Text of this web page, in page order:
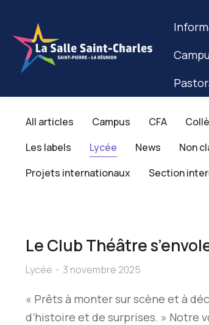
All articles Campus CFA
Les labels
Lycée News Non
Projets internationaux
Section
Le Club Théâtre
Lycée 3 novembre 2025
« Prêts à monter sur scène et à
d’histoire et de surprises. » Notre